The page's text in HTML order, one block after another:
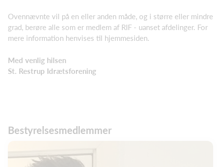
Ovennævnte vil på en eller anden måde, og i større eller mindre
grad, berøre alle som er medlem af RIF - uanset afdelinger. For
mere information henvises til hjemmesiden.
Med venlig hilsen
St. Restrup Idrætsforening
Bestyrelsesmedlemmer